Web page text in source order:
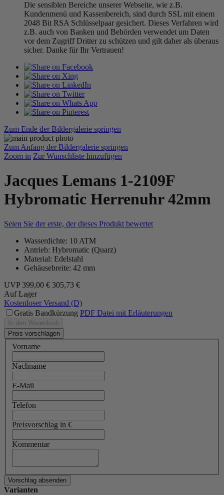
Die sensiblen Bereiche unserer Webseite, wie z.B.
Kundenmenü und Kassenbereich, sind durch SSL mit einem
2048 Bit RSA Schlüsselpaar gesichert. Dieses Verfahren wird
z.B. auch von Banken und Behörden verwendet um Daten
vor dem Zugriff Dritter zu schützen und gilt daher als überaus
sicher. Danke für Ihr Vertrauen!
Zum Ende der Bildergalerie springen
Zum Anfang der Bildergalerie springen
Zoom in Zur Wunschliste hinzufügen
Jacques Lemans 1-2109F
Hybromatic Herrenuhr 42mm
Seien Sie der erste, der dieses Produkt bewertet
Wasserdichte: 10 ATM
Antrieb: Hybromatic (Quarz)
Material: Edelstahl
Gehäusebreite: 42 mm
UVP 399,00 € 305,73 €
Auf Lager
Kostenloser Versand (D)
Gratis Bandkürzung PDF Datei mit Erläuterungen
In den Warenkorb
Preis vorschlagen
Vorname
Nachname
E-Mail
Telefon
Preisvorschlag in €
Kommentar
Varianten